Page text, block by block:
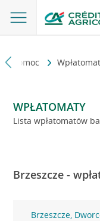
i pomoc Wpłatomat
WPŁATOMATY
Lista wpłatomatów
Brzeszcze -
Brzeszcze,